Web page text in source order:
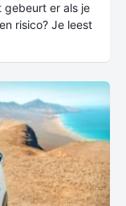
gebeurt er als je
risico? Je leest